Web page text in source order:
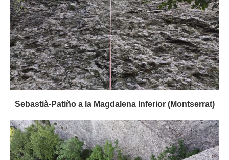
Sebastià-Patiño a la Magdalena Inferior (Montserrat)